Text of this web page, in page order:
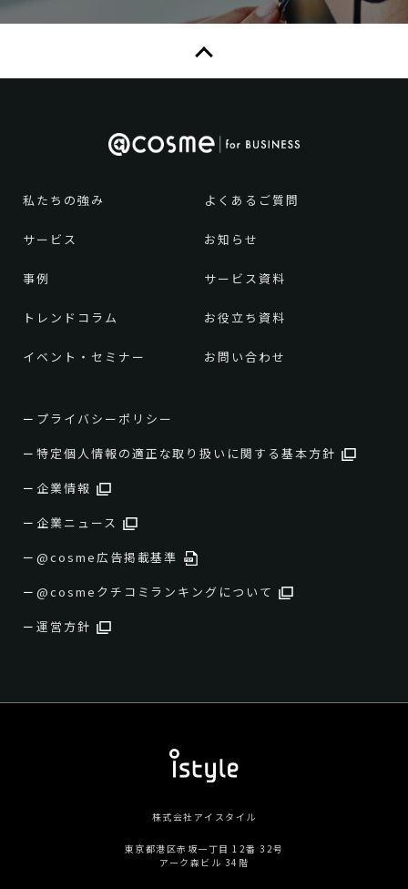
私たちの強み
サービス
事例
トレンドコラム
イベント・セミナー
よくあるご質問
お知らせ
サービス資料
お役立ち資料
お問い合わせ
プライバシーポリシー
特定個人情報の適正な取り扱いに関する基本方針
企業情報
企業ニュース
@cosme広告掲載基準
@cosmeクチコミランキングについて
運営方針
株式会社アイスタイル
東京都港区赤坂一丁目 12番 32号
アーク森ビル 34階